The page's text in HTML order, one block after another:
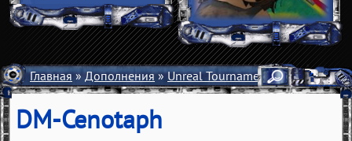
Главная»Дополнения»Unreal Tournament 2004»Карты
DM-Cenotaph